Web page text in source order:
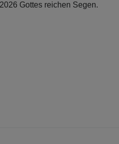
Gottes reichen Segen.